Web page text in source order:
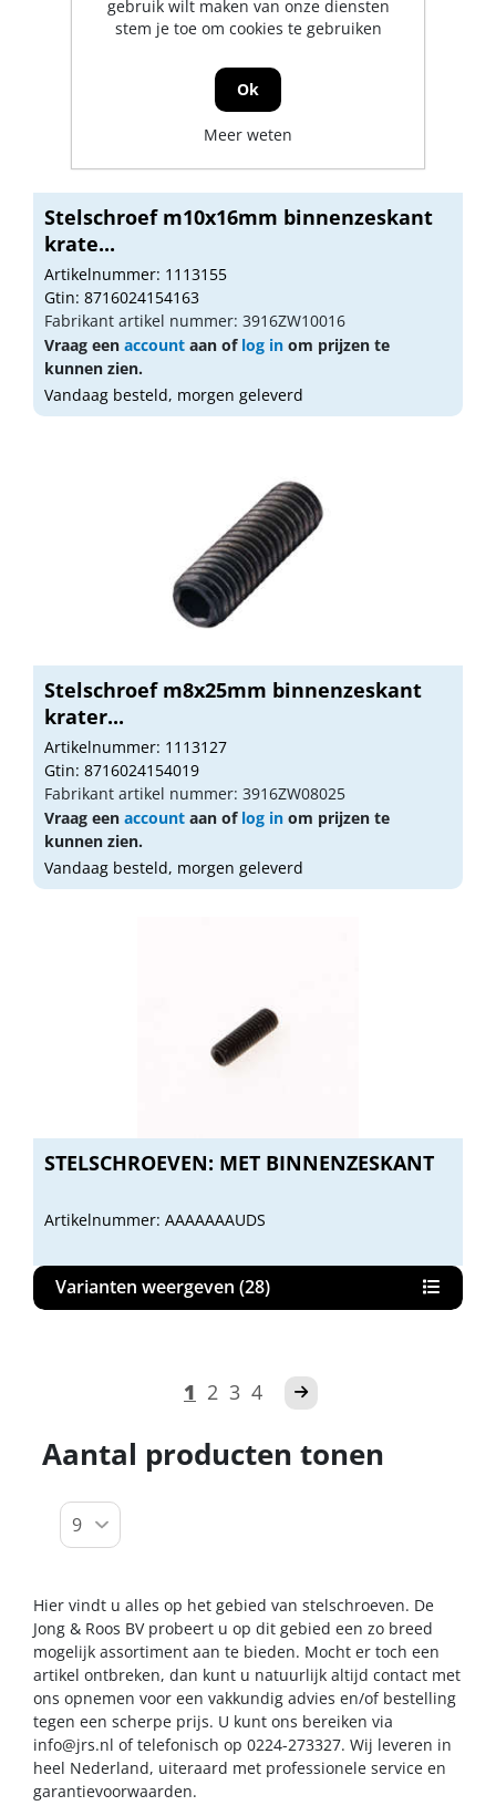
Stelschroef m10x16mm binnenzeskant
krate...
Artikelnummer: 1113155
Gtin: 8716024154163
Fabrikant artikel nummer: 3916ZW10016
Vraag een account aan of log in om prijzen te
kunnen zien.
Vandaag besteld, morgen geleverd
Stelschroef m8x25mm binnenzeskant
krater...
Artikelnummer: 1113127
Gtin: 8716024154019
Fabrikant artikel nummer: 3916ZW08025
Vraag een account aan of log in om prijzen te
kunnen zien.
Vandaag besteld, morgen geleverd
STELSCHROEVEN: MET BINNENZESKANT
Artikelnummer: AAAAAAAUDS
Varianten weergeven (28)
1 2 3 4
Aantal producten tonen
Hier vindt u alles op het gebied van stelschroeven. De
Jong & Roos BV probeert u op dit gebied een zo breed
mogelijk assortiment aan te bieden. Mocht er toch een
artikel ontbreken, dan kunt u natuurlijk altijd contact met
ons opnemen voor een vakkundig advies en/of bestelling
tegen een scherpe prijs. U kunt ons bereiken via
info@jrs.nl of telefonisch op 0224-273327. Wij leveren in
heel Nederland, uiteraard met professionele service en
garantievoorwaarden.
gebruik wilt maken van onze diensten
stem je toe om cookies te gebruiken
Ok
Meer weten